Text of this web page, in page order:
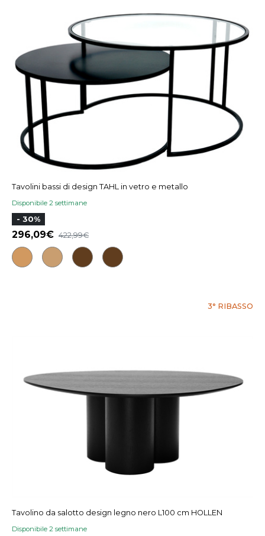
Tavolini bassi di design TAHL in vetro e metallo
Disponibile 2 settimane
- 30%
296,09 422,99
3° RIBASSO
Tavolino da salotto design legno nero L100 cm HOLLEN
Disponibile 2 settimane